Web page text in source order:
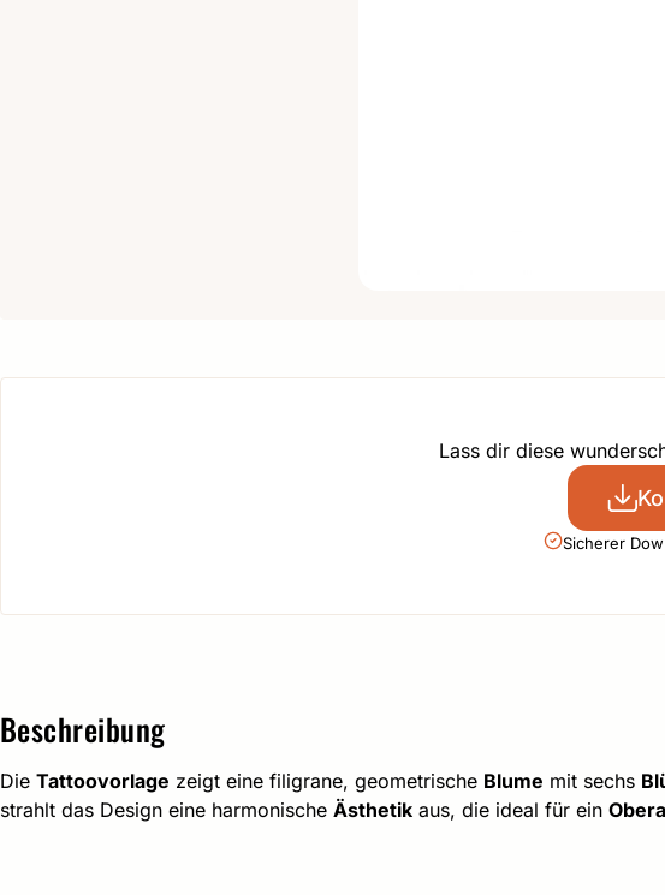
Lass dir diese
Sicherer
Beschreibung
Die Tattoovorlage zeigt eine filigrane, geometrische Blume mit sechs
strahlt das Design eine harmonische Ästhetik aus, die ideal für ein